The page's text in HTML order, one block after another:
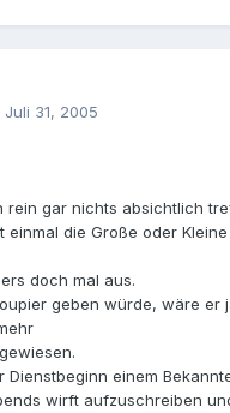
Juli 31, 2005
rein gar nichts absichtlich
die Große oder
doch mal aus.
geben würde, wäre er
Dienstbeginn einem
wirft aufzuschreiben